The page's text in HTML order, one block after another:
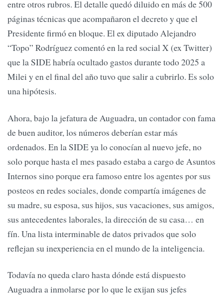
entre otros rubros. El detalle quedó diluido en más de 500
páginas técnicas que acompañaron el decreto y que el
Presidente firmó en bloque. El ex diputado Alejandro
“Topo” Rodríguez comentó en la red social X (ex Twitter)
que la SIDE habría ocultado gastos durante todo 2025 a
Milei y en el final del año tuvo que salir a cubrirlo. Es solo
una hipótesis.
Ahora, bajo la jefatura de Auguadra, un contador con fama
de buen auditor, los números deberían estar más
ordenados. En la SIDE ya lo conocían al nuevo jefe, no
solo porque hasta el mes pasado estaba a cargo de Asuntos
Internos sino porque era famoso entre los agentes por sus
posteos en redes sociales, donde compartía imágenes de
su madre, su esposa, sus hijos, sus vacaciones, sus amigos,
sus antecedentes laborales, la dirección de su casa… en
fín. Una lista interminable de datos privados que solo
reflejan su inexperiencia en el mundo de la inteligencia.
Todavía no queda claro hasta dónde está dispuesto
Auguadra a inmolarse por lo que le exijan sus jefes